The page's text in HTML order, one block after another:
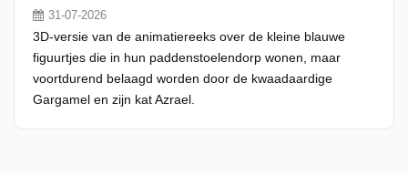
31-07-2026
3D-versie van de animatiereeks over de kleine blauwe
figuurtjes die in hun paddenstoelendorp wonen, maar
voortdurend belaagd worden door de kwaadaardige
Gargamel en zijn kat Azrael.